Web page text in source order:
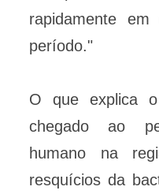
rapidamente
período."
O que explica
chegado ao
humano na
resquícios da